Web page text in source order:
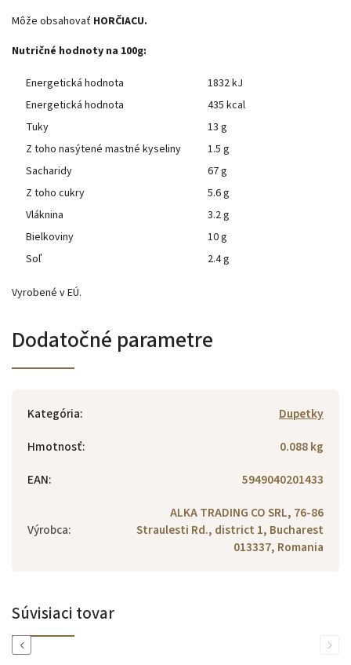
Môže obsahovať HORČIACU.
Nutričné hodnoty na 100g:
Energetická hodnota
1832 kJ
Energetická hodnota
435 kcal
Tuky
13 g
Z toho nasýtené mastné kyseliny
1.5 g
Sacharidy
67 g
Z toho cukry
5.6 g
Vláknina
3.2 g
Bielkoviny
10 g
Soľ
2.4 g
Vyrobené v EÚ.
Dodatočné parametre
Kategória:
Dupetky
Hmotnosť:
0.088 kg
EAN: 5949040201433
Výrobca:
ALKA TRADING CO SRL, 76-86
Straulesti Rd., district 1, Bucharest
013337, Romania
Súvisiaci tovar
Previous Next